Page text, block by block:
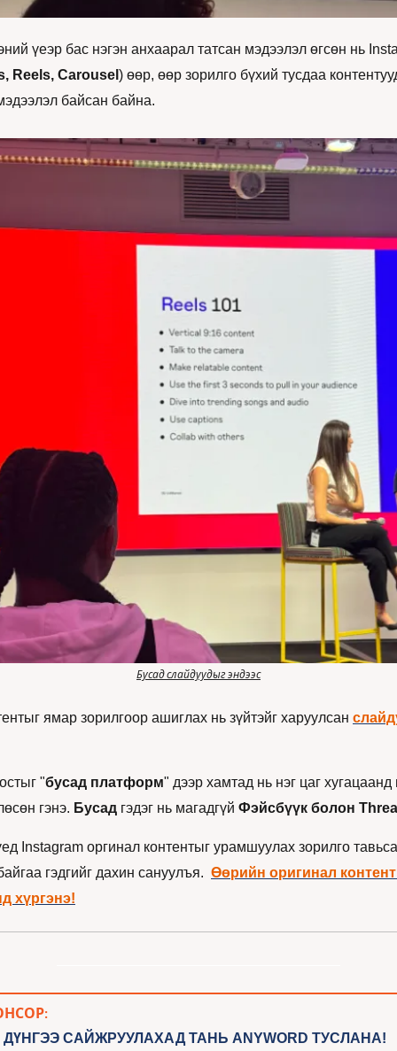
үеэр бас нэгэн анхаарал татсан мэдээлэл өгсөн нь
Reels, Carousel ) өөр, өөр зорилго бүхий тусдаа
байсан байна.
Бусад слайдуудыг эндээс
ямар зорилгоор ашиглах нь зүйтэйг харуулсан
"бусад платформ" дээр хамтад нь нэг цаг хугацаанд
гэнэ. Бусад гэдэг нь магадгүй Фэйсбүүк болон
Instagram оргинал контентыг урамшуулах зорилго
гэдгийг дахин сануулъя. Өөрийн оригинал
хүргэнэ!
САЙЖРУУЛАХАД ТАНЬ ANYWORD ТУСЛАНА!